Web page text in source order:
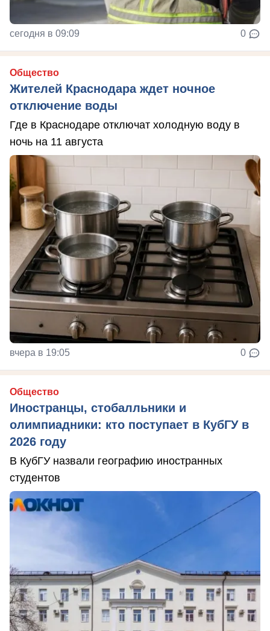
сегодня в 09:09 0
Общество
Жителей Краснодара ждет ночное
отключение воды
Где в Краснодаре отключат холодную воду в
ночь на 11 августа
вчера в 19:05 0
Общество
Иностранцы, стобалльники и
олимпиадники: кто поступает в КубГУ в
2026 году
В КубГУ назвали географию иностранных
студентов